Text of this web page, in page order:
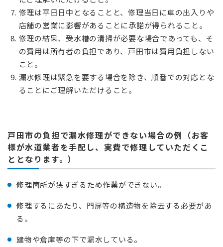
修理は平日日中となることと、修理当日に車の出入りや
店舗の営業に影響があることに承諾が得られること。
修理の結果、受水槽の清掃が必要な場合であっても、そ
の費用は所有者の負担であり、戸田市は費用負担しない
こと。
漏水修理は緊急を要する場合を除き、順番での対応とな
ることにご理解いただけること。
戸田市の負担で漏水修理ができない場合の例（お客
様が水道業者を手配し、実費で修理していただくこ
ととなります。）
修理箇所が狭すぎるため作業ができない。
修理するにあたり、門扉等の構造物を除去する必要があ
る。
建物や倉庫等の下で漏水している。